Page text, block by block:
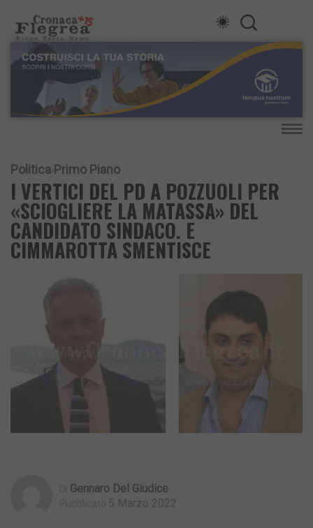
Politica Primo Piano
I VERTICI DEL PD A POZZUOLI PER
«SCIOGLIERE LA MATASSA» DEL
CANDIDATO SINDACO. E
CIMMAROTTA SMENTISCE
Gennaro Del Giudice
5 Marzo 2022